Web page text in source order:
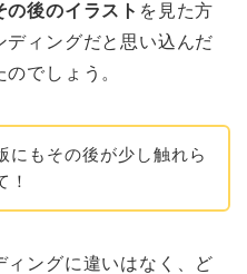
の後のイラスト を見た方
ディングだと思い込んだ
でしょう。
にもその後が少し触れら
！
ィングに違いはなく、ど